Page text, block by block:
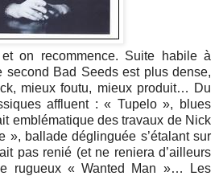
on recommence. Suite habile à
second Bad Seeds est plus dense,
mieux foutu, mieux produit… Du
affluent : « Tupelo », blues
emblématique des travaux de Nick
», ballade déglinguée s’étalant sur
pas renié (et ne reniera d’ailleurs
rugueux « Wanted Man »… Les